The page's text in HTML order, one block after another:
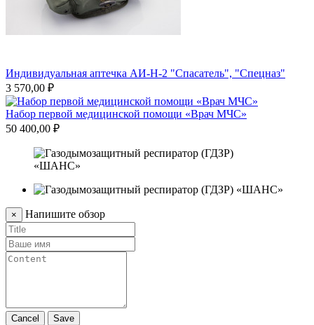
Индивидуальная аптечка АИ-Н-2 "Спасатель", "Спецназ"
3 570,00 ₽
Набор первой медицинской помощи «Врач МЧС»
50 400,00 ₽
× Напишите обзор
Cancel
Save